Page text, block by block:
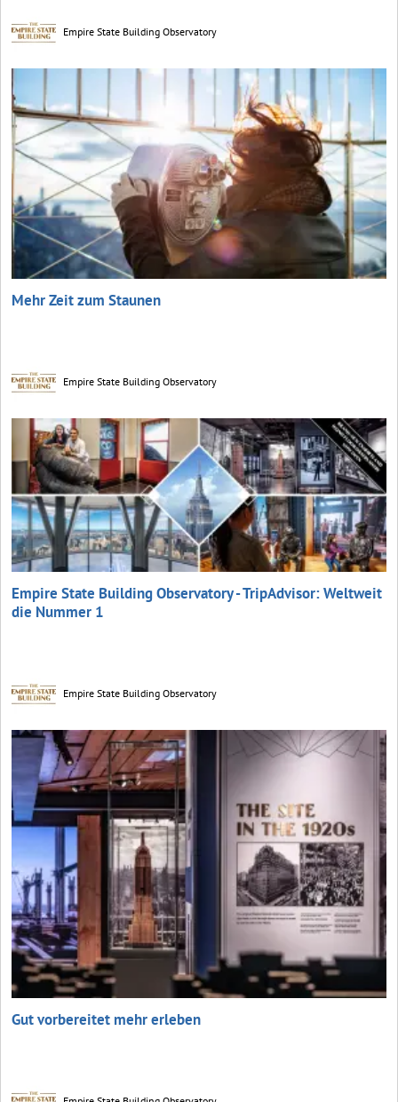
Empire State Building Observatory
Mehr Zeit zum Staunen
Empire State Building Observatory
Empire State Building Observatory - TripAdvisor: Weltweit
die Nummer 1
Empire State Building Observatory
Gut vorbereitet mehr erleben